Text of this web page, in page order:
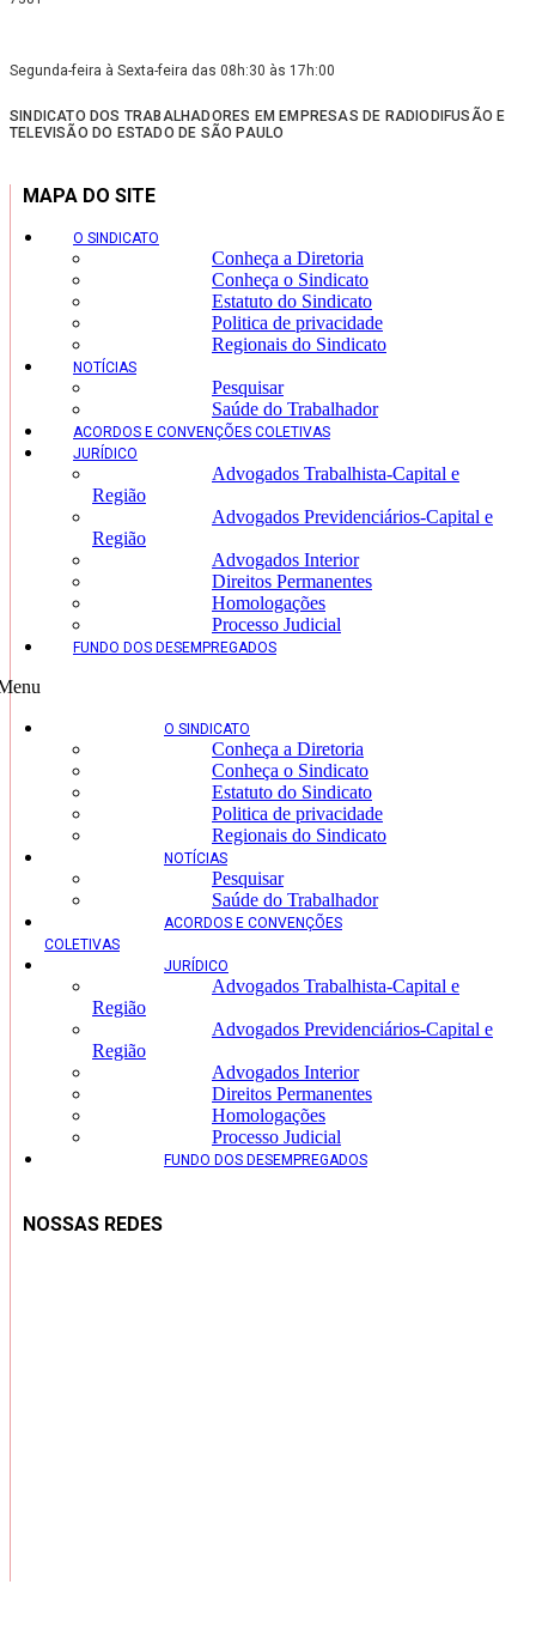
Segunda-feira à Sexta-feira das 08h:30 às 17h:00
SINDICATO DOS TRABALHADORES EM EMPRESAS DE RADIODIFUSÃO E
TELEVISÃO DO ESTADO DE SÃO PAULO
MAPA DO SITE
O SINDICATO
Conheça a Diretoria
Conheça o Sindicato
Estatuto do Sindicato
Politica de privacidade
Regionais do Sindicato
NOTÍCIAS
Pesquisar
Saúde do Trabalhador
ACORDOS E CONVENÇÕES COLETIVAS
JURÍDICO
Advogados Trabalhista-Capital e
Região
Advogados Previdenciários-Capital e
Região
Advogados Interior
Direitos Permanentes
Homologações
Processo Judicial
FUNDO DOS DESEMPREGADOS
O SINDICATO
Conheça a Diretoria
Conheça o Sindicato
Estatuto do Sindicato
Politica de privacidade
Regionais do Sindicato
NOTÍCIAS
Pesquisar
Saúde do Trabalhador
ACORDOS E CONVENÇÕES
COLETIVAS
JURÍDICO
Advogados Trabalhista-Capital e
Região
Advogados Previdenciários-Capital e
Região
Advogados Interior
Direitos Permanentes
Homologações
Processo Judicial
FUNDO DOS DESEMPREGADOS
NOSSAS REDES